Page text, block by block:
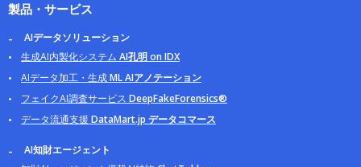
製品・サービス
AIデータソリューション
生成AI内製化システム AI孔明 on IDX
AIデータ加工・生成ML AIアノテーション
フェイクAI調査サービス DeepFakeForensics®
データ流通支援DataMart.jp データコマース
AI知財エージェント